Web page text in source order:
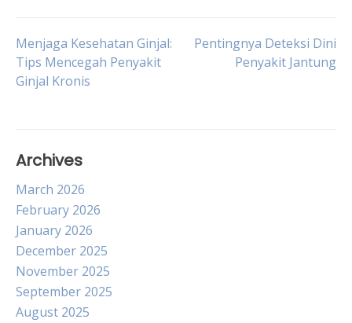
Post
navigation
Menjaga Kesehatan Ginjal:
Tips Mencegah Penyakit
Ginjal Kronis
Pentingnya Deteksi Dini
Penyakit Jantung
Archives
March 2026
February 2026
January 2026
December 2025
November 2025
September 2025
August 2025